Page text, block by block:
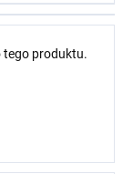
tego produktu.